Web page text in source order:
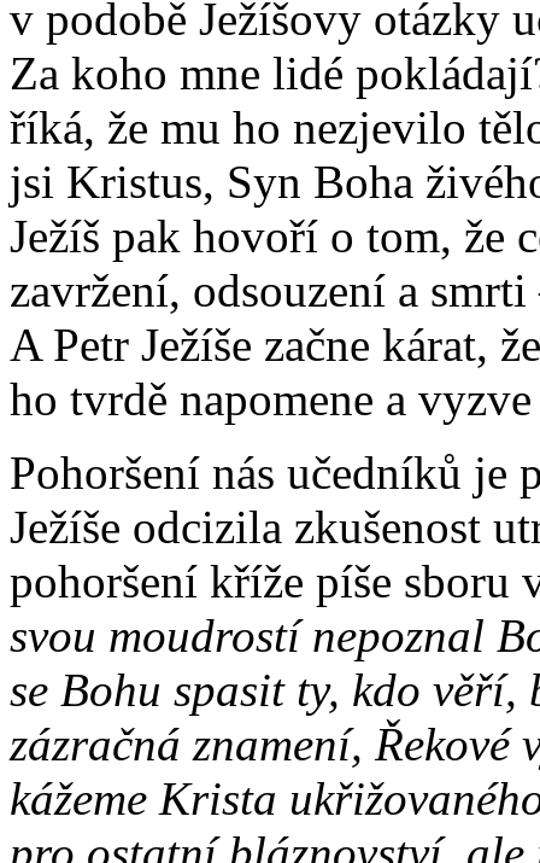
v podobě Ježíšovy otázky
Za koho mne lidé
říká, že mu ho nezjevilo
jsi Kristus, Syn Boha
Ježíš pak hovoří o tom, že
zavržení, odsouzení a
A Petr Ježíše začne kárat,
ho tvrdě napomene a
Pohoršení nás učedníků
Ježíše odcizila zkušenost
pohoršení kříže píše
svou moudrostí nepoznal
se Bohu spasit ty, kdo
zázračná znamení,
kážeme Krista